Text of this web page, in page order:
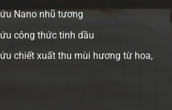
Nano nhũ tương
công thức tinh dầu
chiết xuất thu mùi hương từ hoa,